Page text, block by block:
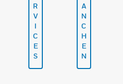
R
V
I
C
E
S
A
N
C
H
E
N